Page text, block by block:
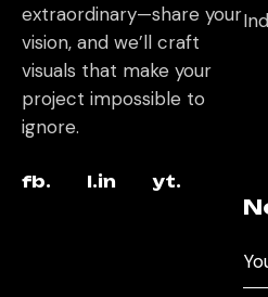
extraordinary—share your
vision, and we’ll craft
visuals that make your
project impossible to
ignore.
fb. l.in yt.